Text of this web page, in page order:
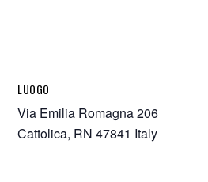
LUOGO
Via Emilia Romagna 206
Cattolica, RN 47841 Italy